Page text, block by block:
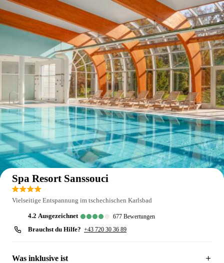
Auf der Karte anzeigen
Spa Resort Sanssouci
Vielseitige Entspannung im tschechischen Karlsbad
4.2 ausgezeichnet 677 Bewertungen
Brauchst du Hilfe? +43 720 30 36 89
Was inklusive ist